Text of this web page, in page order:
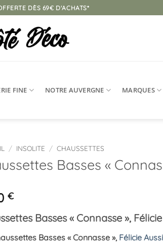
DÈS 69€ D'ACHATS*
FINE NOTRE AUVERGNE MARQUES
/ INSOLITE / CHAUSSETTES
Basses «
€
Basses « Connasse »,
Basses « Connasse », Félicie Aussi